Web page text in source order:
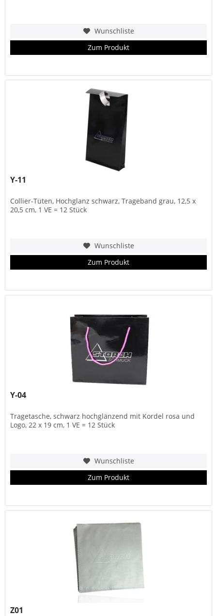
Wunschliste
Zum Produkt
Y-11
Collier-Tüten, Hochglanz schwarz, Trageband grau, 12,5 x
20,5 cm, 1 VE = 12 Stück
Wunschliste
Zum Produkt
Y-04
Tragetasche, schwarz hochglänzend mit Kordel rosa und
Logo, 22 x 19 cm, 1 VE = 12 Stück
Wunschliste
Zum Produkt
Z01